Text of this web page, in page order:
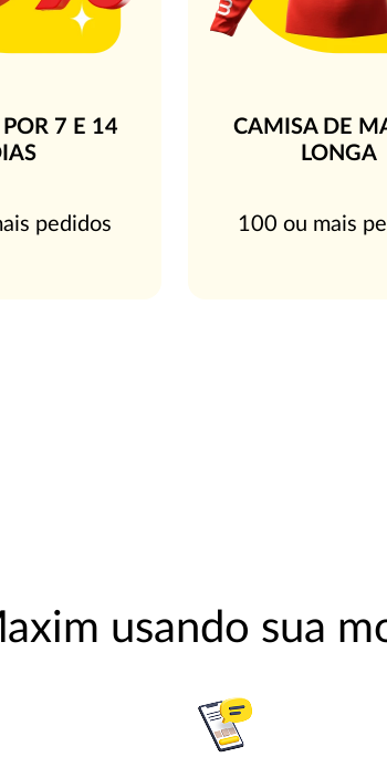
7 E 14
pedidos
CAMISA DE
LONGA
100 ou mais
usando sua